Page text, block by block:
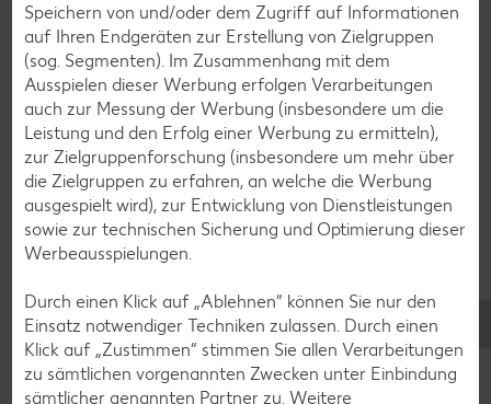
Torten-Rezepte
Eis-Rezepte
Pfannkuchen-Rezepte
Plätzchen-Rezepte
Smoothie-Rezepte
Bowle-Rezepte
Avocado-Rezepte
Erdbeer-Rezepte
Blaubeer-Rezepte
Speichern von und/oder dem Zugriff auf Informationen
auf Ihren Endgeräten zur Erstellung von Zielgruppen
(sog. Segmenten). Im Zusammenhang mit dem
Ausspielen dieser Werbung erfolgen Verarbeitungen
auch zur Messung der Werbung (insbesondere um die
Leistung und den Erfolg einer Werbung zu ermitteln),
zur Zielgruppenforschung (insbesondere um mehr über
die Zielgruppen zu erfahren, an welche die Werbung
ausgespielt wird), zur Entwicklung von Dienstleistungen
sowie zur technischen Sicherung und Optimierung dieser
Werbeausspielungen.
Durch einen Klick auf „Ablehnen“ können Sie nur den
Einsatz notwendiger Techniken zulassen. Durch einen
Klick auf „Zustimmen“ stimmen Sie allen Verarbeitungen
zu sämtlichen vorgenannten Zwecken unter Einbindung
sämtlicher genannten Partner zu. Weitere